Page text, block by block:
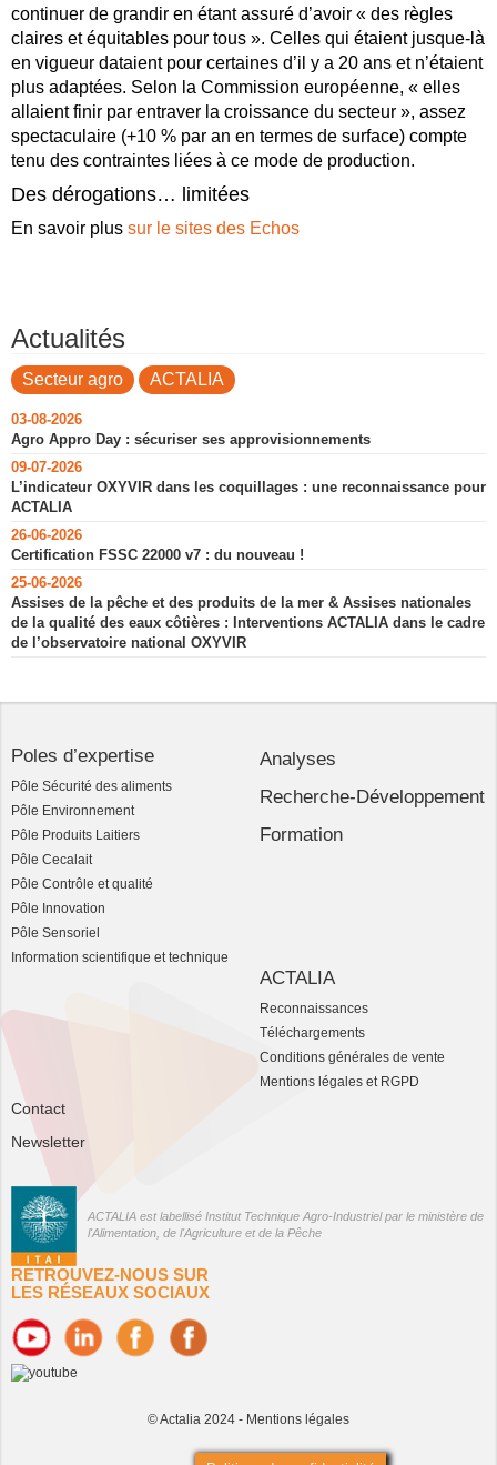
continuer de grandir en étant assuré d’avoir « des règles
claires et équitables pour tous ». Celles qui étaient jusque-là
en vigueur dataient pour certaines d’il y a 20 ans et n’étaient
plus adaptées. Selon la Commission européenne, « elles
allaient finir par entraver la croissance du secteur », assez
spectaculaire (+10 % par an en termes de surface) compte
tenu des contraintes liées à ce mode de production.
Des dérogations… limitées
En savoir plus sur le sites des Echos
Actualités
Secteur agro ACTALIA
03-08-2026
Agro Appro Day : sécuriser ses approvisionnements
09-07-2026
L’indicateur OXYVIR dans les coquillages : une reconnaissance pour
ACTALIA
26-06-2026
Certification FSSC 22000 v7 : du nouveau !
25-06-2026
Assises de la pêche et des produits de la mer & Assises nationales
de la qualité des eaux côtières : Interventions ACTALIA dans le cadre
de l’observatoire national OXYVIR
Poles d’expertise
Pôle Sécurité des aliments
Pôle Environnement
Pôle Produits Laitiers
Pôle Cecalait
Pôle Contrôle et qualité
Pôle Innovation
Pôle Sensoriel
Information scientifique et technique
Analyses
Recherche-Développement
Formation
ACTALIA
Reconnaissances
Téléchargements
Conditions générales de vente
Mentions légales et RGPD
Contact
Newsletter
ACTALIA est labellisé Institut Technique Agro-Industriel par le ministère de
l'Alimentation, de l'Agriculture et de la Pêche
RETROUVEZ-NOUS SUR
LES RÉSEAUX SOCIAUX
© Actalia 2024 - Mentions légales